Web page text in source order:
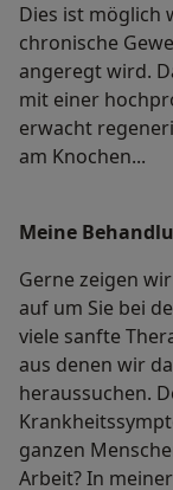
Dies ist möglich
chronische
angeregt wird.
mit einer
erwacht
am Knochen...
Meine
Gerne zeigen
auf um Sie bei
viele sanfte
aus denen wir
heraussuchen.
ganzen
Arbeit? In